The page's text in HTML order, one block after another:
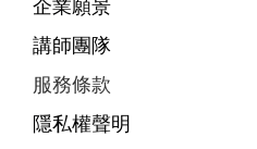
企業願景
講師團隊
服務條款
隱私權聲明